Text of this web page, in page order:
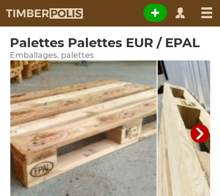
Palettes Palettes EUR / EPAL
Emballages, palettes